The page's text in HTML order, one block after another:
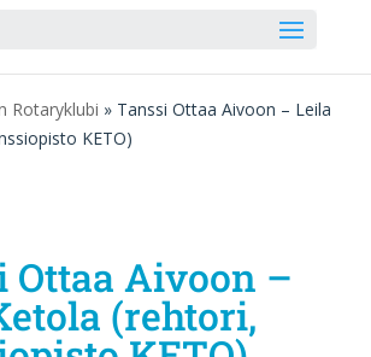
Rotaryklubi » Tanssi Ottaa Aivoon – Leila
KETO)
Ottaa Aivoon –
(rehtori,